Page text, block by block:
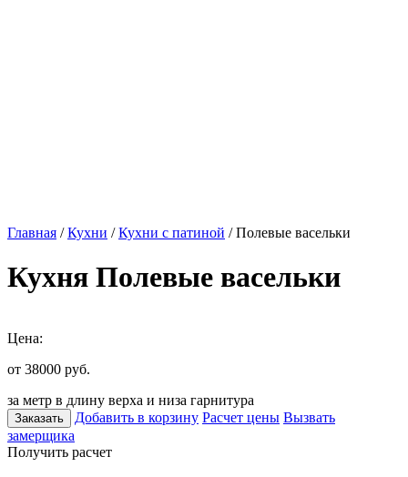
Главная /Кухни /Кухни с патиной / Полевые васельки
Кухня Полевые васельки
Цена:
от 38000 руб.
за метр в длину верха и низа гарнитура
Заказать Добавить в корзину Расчет цены Вызвать
замерщика
Получить расчет